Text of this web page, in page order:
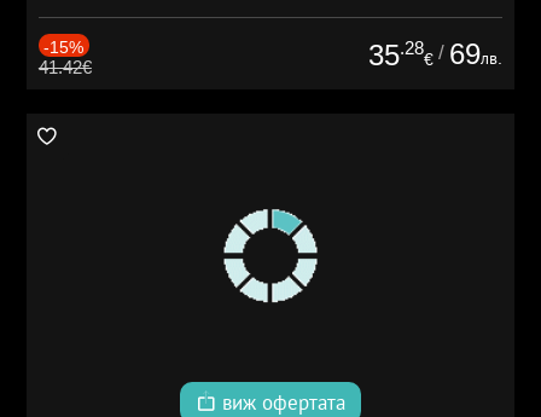
-15%
41.42€ 35.28
€ / 69лв.
виж офертата